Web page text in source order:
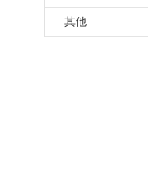
其他